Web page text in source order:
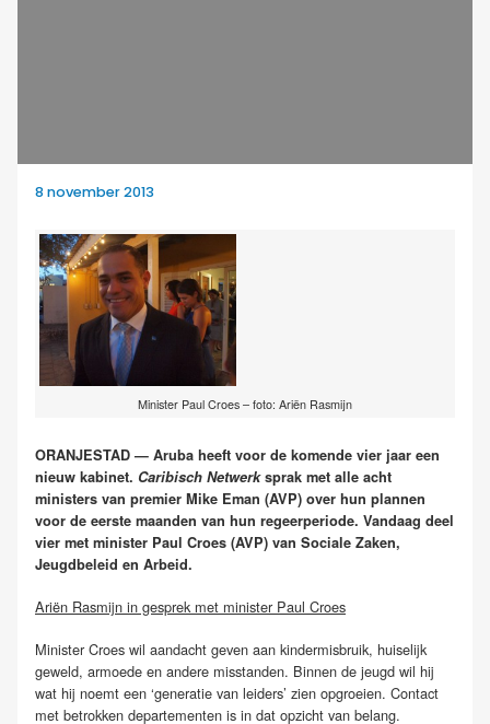
8 november 2013
Minister Paul Croes – foto: Ariën Rasmijn
ORANJESTAD — Aruba heeft voor de komende vier jaar een
nieuw kabinet. Caribisch Netwerksprak met alle acht
ministers van premier Mike Eman (AVP) over hun plannen
voor de eerste maanden van hun regeerperiode. Vandaag deel
vier met minister Paul Croes (AVP) van Sociale Zaken,
Jeugdbeleid en Arbeid.
Ariën Rasmijn in gesprek met minister Paul Croes
Minister Croes wil aandacht geven aan kindermisbruik, huiselijk
geweld, armoede en andere misstanden. Binnen de jeugd wil hij
wat hij noemt een ‘generatie van leiders’ zien opgroeien. Contact
met betrokken departementen is in dat opzicht van belang.